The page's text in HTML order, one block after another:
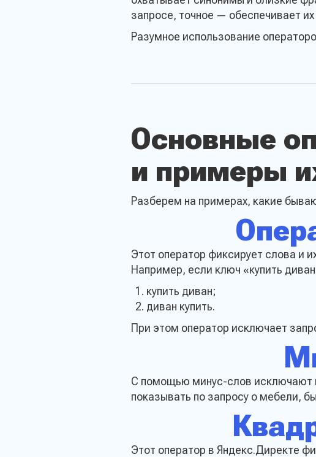
запросе, точное — обеспечивает
Разумное использование
Основные
и примеры
Разберем на примерах, какие
Этот оператор фиксирует слова и
Например, если ключ «купить
купить диван;
диван купить.
При этом оператор исключает
С помощью минус-слов исключают
показывать по запросу о мебели,
Этот оператор в Яндекс.Директе